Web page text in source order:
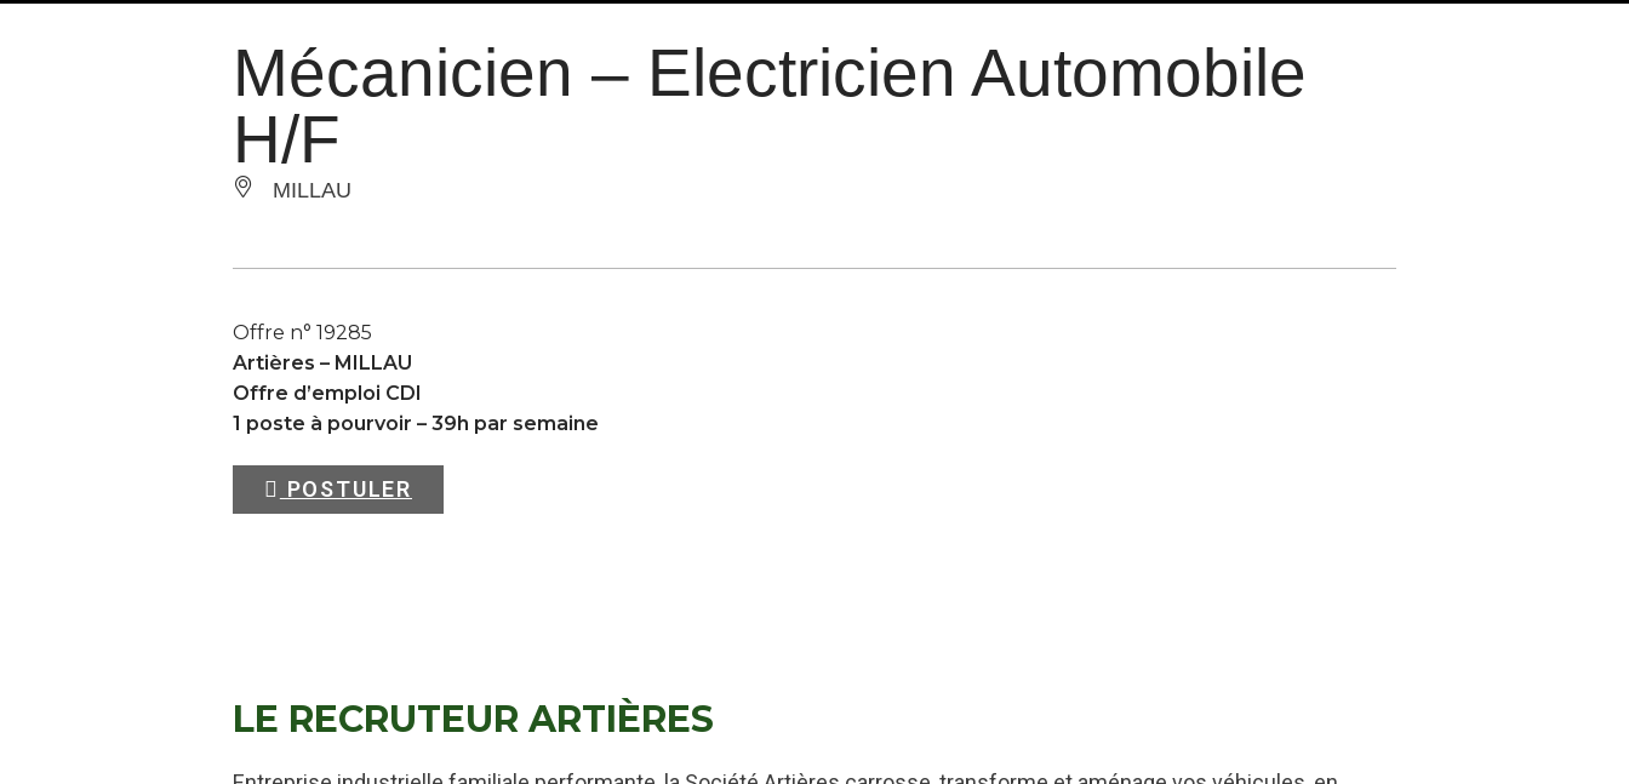
Mécanicien – Electricien Automobile
H/F
MILLAU
Offre n° 19285
Artières – MILLAU
Offre d’emploi CDI
1 poste à pourvoir – 39h par semaine
POSTULER
LE RECRUTEUR ARTIÈRES